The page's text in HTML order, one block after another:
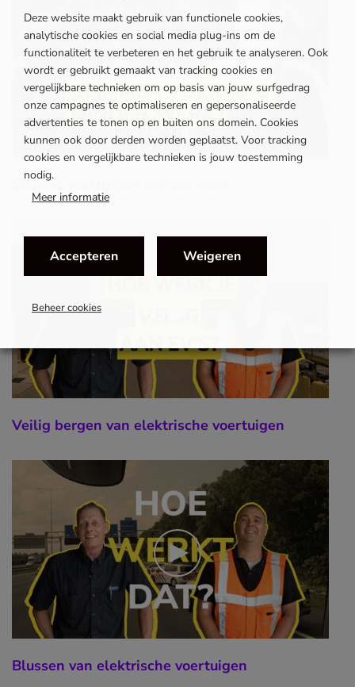
Slimme voertuigen, minder werk?
Veilig bergen van elektrische voertuigen
Blussen van elektrische voertuigen
Deze website maakt gebruik van functionele cookies,
analytische cookies en social media plug-ins om de
functionaliteit te verbeteren en het gebruik te analyseren. Ook
wordt er gebruikt gemaakt van tracking cookies en
vergelijkbare technieken om op basis van jouw surfgedrag
onze campagnes te optimaliseren en gepersonaliseerde
advertenties te tonen op en buiten ons domein. Cookies
kunnen ook door derden worden geplaatst. Voor tracking
cookies en vergelijkbare technieken is jouw toestemming
nodig.
Meer informatie
Accepteren Weigeren
Beheer cookies